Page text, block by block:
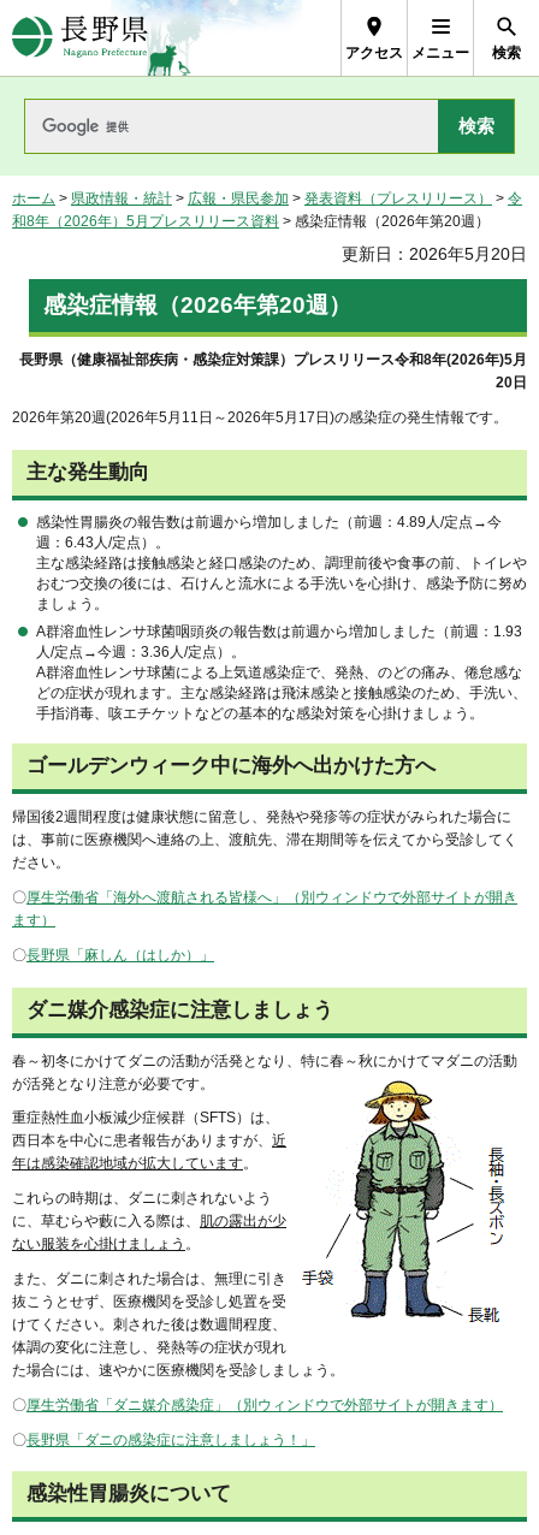
長野県Nagano Prefecture
アクセス メニュー 検索
ホーム > 県政情報・統計 > 広報・県民参加 > 発表資料（プレスリリース） > 令
和8年（2026年）5月プレスリリース資料 > 感染症情報（2026年第20週）
更新日：2026年5月20日
感染症情報（2026年第20週）
長野県（健康福祉部疾病・感染症対策課）プレスリリース令和8年(2026年)5月
20日
2026年第20週(2026年5月11日～2026年5月17日)の感染症の発生情報です。
主な発生動向
感染性胃腸炎の報告数は前週から増加しました（前週：4.89人/定点→今
週：6.43人/定点）。
主な感染経路は接触感染と経口感染のため、調理前後や食事の前、トイレや
おむつ交換の後には、石けんと流水による手洗いを心掛け、感染予防に努め
ましょう。
A群溶血性レンサ球菌咽頭炎の報告数は前週から増加しました（前週：1.93
人/定点→今週：3.36人/定点）。
A群溶血性レンサ球菌による上気道感染症で、発熱、のどの痛み、倦怠感な
どの症状が現れます。主な感染経路は飛沫感染と接触感染のため、手洗い、
手指消毒、咳エチケットなどの基本的な感染対策を心掛けましょう。
ゴールデンウィーク中に海外へ出かけた方へ
帰国後2週間程度は健康状態に留意し、発熱や発疹等の症状がみられた場合に
は、事前に医療機関へ連絡の上、渡航先、滞在期間等を伝えてから受診してく
ださい。
〇厚生労働省「海外へ渡航される皆様へ」（別ウィンドウで外部サイトが開き
ます）
〇長野県「麻しん（はしか）」
ダニ媒介感染症に注意しましょう
春～初冬にかけてダニの活動が活発となり、特に春～秋にかけてマダニの活動
が活発となり注意が必要です。
重症熱性血小板減少症候群（SFTS）は、
西日本を中心に患者報告がありますが、 近
年は感染確認地域が拡大しています。
これらの時期は、ダニに刺されないよう
に、草むらや藪に入る際は、 肌の露出が少
ない服装を心掛けましょう 。
また、ダニに刺された場合は、無理に引き
抜こうとせず、医療機関を受診し処置を受
けてください。刺された後は数週間程度、
体調の変化に注意し、発熱等の症状が現れ
た場合には、速やかに医療機関を受診しましょう。
〇厚生労働省「ダニ媒介感染症」（別ウィンドウで外部サイトが開きます）
〇長野県「ダニの感染症に注意しましょう！」
感染性胃腸炎について